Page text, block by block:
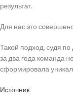
результат.
Для нас это
Такой подход, судя
за два года команда
сформировала
Источник